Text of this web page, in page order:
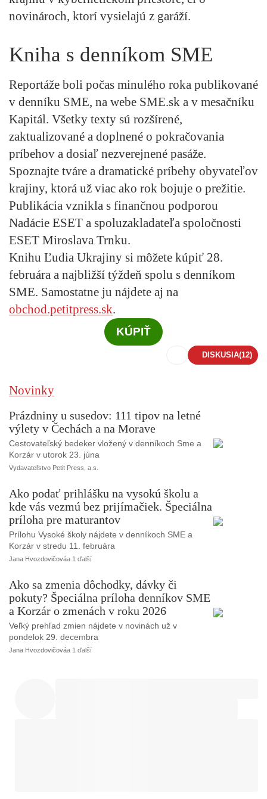
novinároch, ktorí vysielajú z garáží.
Kniha s denníkom SME
Reportáže boli počas minulého roka publikované
v denníku SME, na webe SME.sk a v mesačníku
Kapitál. Všetky texty sú rozšírené,
zaktualizované a doplnené o pokračovania
príbehov a dosiaľ nezverejnené pasáže.
Spoznajte tváre a dramatické príbehy obyvateľov
krajiny, ktorá už viac ako rok bojuje o prežitie.
Publikácia vznikla s finančnou podporou
Nadácie ESET a spoluzakladateľa spoločnosti
ESET Miroslava Trnku.
Knihu Ľudia Ukrajiny si môžete kúpiť 28.
februára a najbližší týždeň spolu s denníkom
SME. Samostatne ju nájdete aj na
obchod.petitpress.sk.
KÚPIŤ
DISKUSIA(12)
Novinky
Prázdniny u susedov: 111 tipov na letné
výlety v Čechách a na Morave
Cestovateľský bedeker vložený v denníkoch Sme a
Korzár v utorok 23. júna
Vydavateľstvo Petit Press, a.s.
Ako podať prihlášku na vysokú školu a
kde vás vezmú bez prijímačiek. Špeciálna
príloha pre maturantov
Prílohu Vysoké školy nájdete v denníkoch SME a
Korzár v stredu 11. februára
Jana Hvozdovičováa 1 ďalší
Ako sa zmenia dôchodky, dávky či
pokuty? Špeciálna príloha denníkov SME
a Korzár o zmenách v roku 2026
Veľký prehľad zmien nájdete v novinách už v
pondelok 29. decembra
Jana Hvozdovičováa 1 ďalší